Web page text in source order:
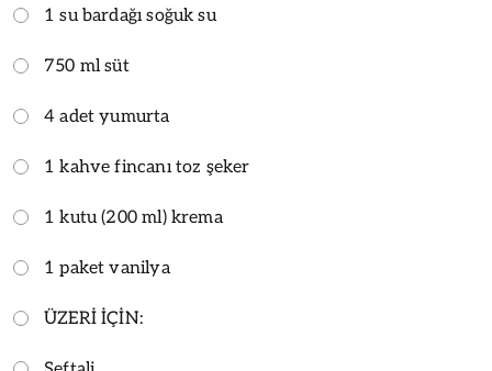
1 su bardağı soğuk su
750 ml süt
4 adet yumurta
1 kahve fincanı toz şeker
1 kutu (200 ml) krema
1 paket vanilya
ÜZERİ İÇİN: